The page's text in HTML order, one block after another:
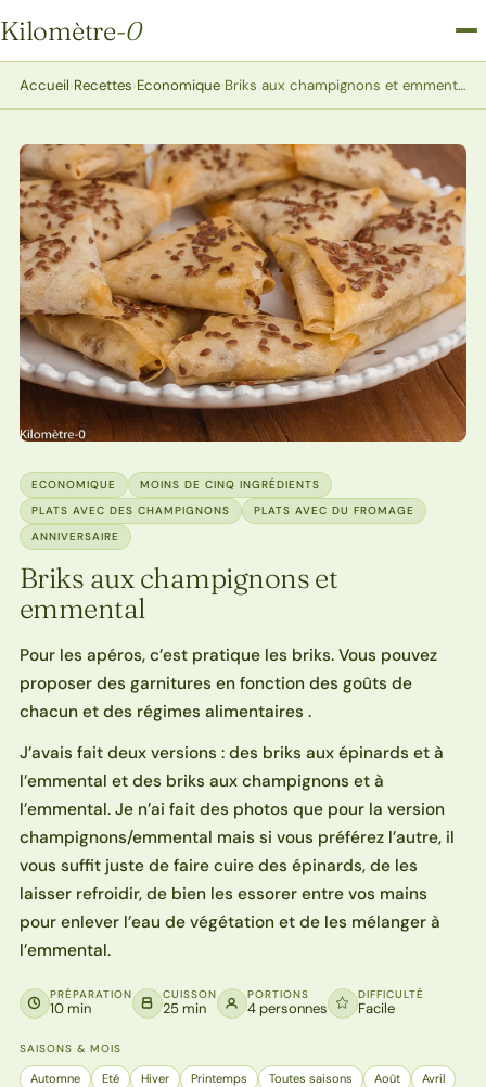
Kilomètre-0
Kilomètre-0
Accueil›Recettes›Economique› Briks aux champignons et emmental
ECONOMIQUE
MOINS DE CINQ INGRÉDIENTS
PLATS AVEC DES CHAMPIGNONS
PLATS AVEC DU FROMAGE
ANNIVERSAIRE
Briks aux champignons et
emmental
Pour les apéros, c’est pratique les briks. Vous pouvez
proposer des garnitures en fonction des goûts de
chacun et des régimes alimentaires .
J’avais fait deux versions : des briks aux épinards et à
l’emmental et des briks aux champignons et à
l’emmental. Je n’ai fait des photos que pour la version
champignons/emmental mais si vous préférez l’autre, il
vous suffit juste de faire cuire des épinards, de les
laisser refroidir, de bien les essorer entre vos mains
pour enlever l’eau de végétation et de les mélanger à
l’emmental.
PRÉPARATION
10 min
CUISSON
25 min
PORTIONS
4 personnes
DIFFICULTÉ
Facile
SAISONS & MOIS
Automne Eté Hiver Printemps Toutes saisons Août
Avril